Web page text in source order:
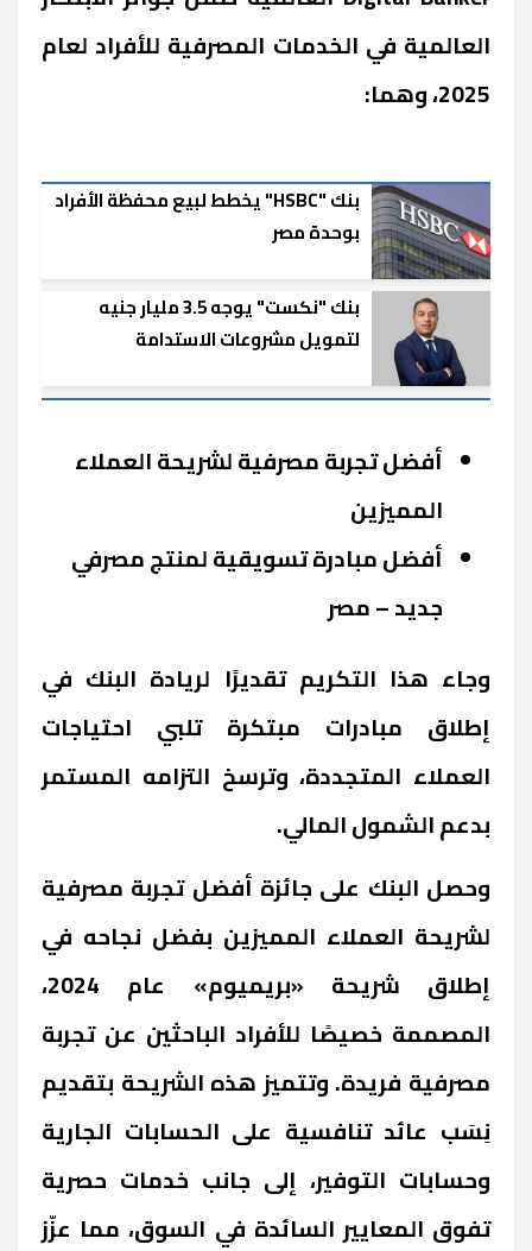
العالمية في الخدمات المصرفية للأفراد لعام
2025، وهما:
بنك "HSBC" يخطط لبيع محفظة الأفراد
بوحدة مصر
بنك "نكست" يوجه 3.5 مليار جنيه
لتمويل مشروعات الاستدامة
أفضل تجربة مصرفية لشريحة العملاء
المميزين
أفضل مبادرة تسويقية لمنتج مصرفي
جديد – مصر
وجاء هذا التكريم تقديرًا لريادة البنك في
إطلاق مبادرات مبتكرة تلبي احتياجات
العملاء المتجددة، وترسخ التزامه المستمر
بدعم الشمول المالي.
وحصل البنك على جائزة أفضل تجربة مصرفية
لشريحة العملاء المميزين بفضل نجاحه في
إطلاق شريحة «بريميوم» عام 2024،
المصممة خصيصًا للأفراد الباحثين عن تجربة
مصرفية فريدة. وتتميز هذه الشريحة بتقديم
نِسَب عائد تنافسية على الحسابات الجارية
وحسابات التوفير، إلى جانب خدمات حصرية
تفوق المعايير السائدة في السوق، مما عزّز